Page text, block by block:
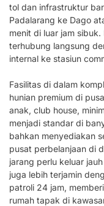
tol dan infrastruktur
Padalarang ke Dago
menit di luar jam
terhubung langsung
internal ke stasiun
Fasilitas di dalam
hunian premium di
anak, club house,
menjadi standar di
bahkan menyediakan
pusat perbelanjaan di
jarang perlu keluar
juga lebih terjamin
patroli 24 jam,
rumah tapak di